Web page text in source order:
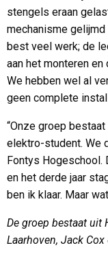
stengels eraan
mechanisme
best veel werk; de
aan het monteren
We hebben wel al
geen complete
“Onze groep
elektro-student. We
Fontys Hogeschool.
en het derde jaar
ben ik klaar. Maar
De groep bestaat uit
Laarhoven, Jack